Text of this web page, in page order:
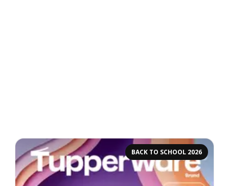
BACK TO SCHOOL 2026